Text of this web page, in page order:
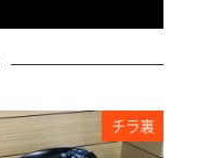
チラ裏